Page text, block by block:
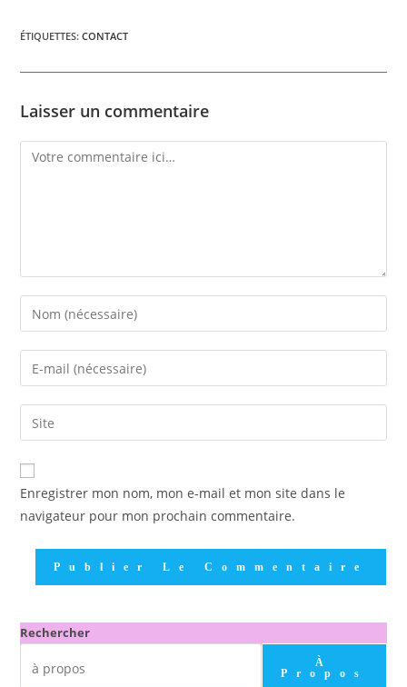
ÉTIQUETTES:CONTACT
Laisser un commentaire
Enregistrer mon nom, mon e-mail et mon site dans le
navigateur pour mon prochain commentaire.
Rechercher
À
Propos